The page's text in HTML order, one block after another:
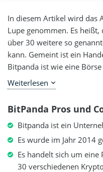
In diesem Artikel wird das
Lupe genommen. Es
über 30 weitere so
kann. Gemeint ist ein
Bitpanda ist wie eine
Es handelt sich um ein
In sprachlicher Hinsicht
deutsche Kunden zu
nachfolgend nach einem
beantwortet: “Wie sind die
“Was spricht für Bitpanda?“
Weiterlesen
BitPanda Pros und
Bitpanda ist ein
Es wurde im Jahr 2014
Es handelt sich um
30 verschiedenen